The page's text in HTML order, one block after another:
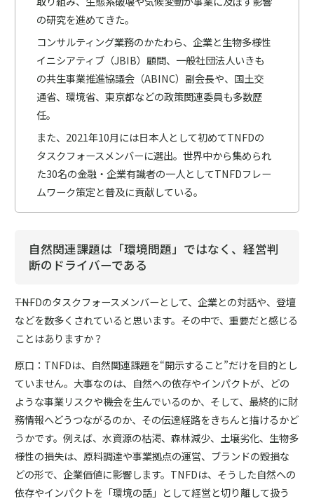
の研究を進めてきた。
コンサルティング業務のかたわら、企業と生物多様性
イニシアティブ（JBIB）顧問、一般社団法人いきも
の共生事業推進協議会（ABINC）副会長や、国土交
通省、環境省、東京都などの政策関連委員も多数歴
任。
また、2021年10月には日本人として初めてTNFDの
タスクフォースメンバーに選出。世界中から集められ
た30名の金融・企業有識者の一人としてTNFDフレー
ムワーク策定と普及に貢献している。
自然関連課題は「環境問題」ではなく、経営判
断のドライバーである
――TNFDのタスクフォースメンバーとして、企業との対話や、登壇
などを数多くされていると思います。その中で、重要だと感じる
ことはありますか？
原口：TNFDは、自然関連課題を“開示すること”だけを目的とし
ていません。大事なのは、自然への依存やインパクトが、どの
ような事業リスクや機会を生んでいるのか、そして、最終的に財
務情報へどうつながるのか、その伝達経路をきちんと描けるかど
うかです。例えば、水資源の枯渇、森林減少、土壌劣化、生物多
様性の損失は、原料調達や事業拠点の運営、ブランドの毀損な
どの形で、企業価値に影響します。TNFDは、そうした自然への
依存やインパクトを「環境の話」として経営と切り離して扱う